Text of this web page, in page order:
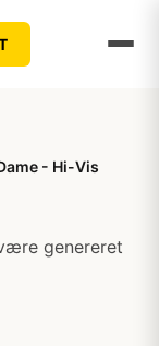
- Hi-Vis
genereret